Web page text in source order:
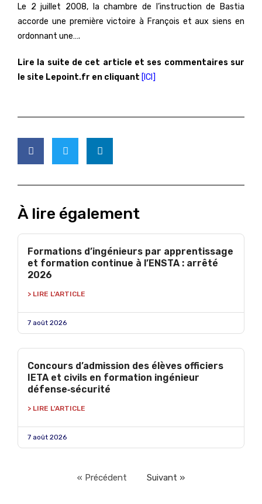
Le 2 juillet 2008, la chambre de l’instruction de Bastia
accorde une première victoire à François et aux siens en
ordonnant une….
Lire la suite de cet article et ses commentaires sur
le site Lepoint.fr en cliquant [ICI]
À lire également
Formations d’ingénieurs par apprentissage
et formation continue à l’ENSTA : arrêté
2026
> LIRE L'ARTICLE
7 août 2026
Concours d’admission des élèves officiers
IETA et civils en formation ingénieur
défense‑sécurité
> LIRE L'ARTICLE
7 août 2026
« Précédent Suivant »